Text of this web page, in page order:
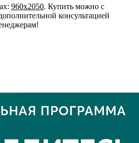
960x2050. Купить можно с
консультацией